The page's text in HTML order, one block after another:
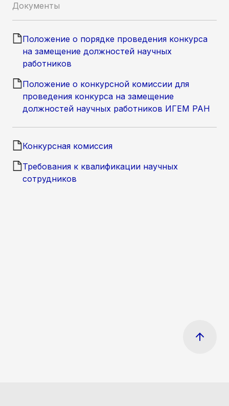
Документы
Положение о порядке проведения конкурса
на замещение должностей научных
работников
Положение о конкурсной комиссии для
проведения конкурса на замещение
должностей научных работников ИГЕМ РАН
Конкурсная комиссия
Требования к квалификации научных
сотрудников